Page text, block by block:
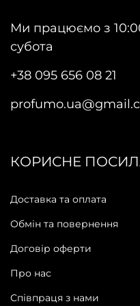
Ми працюємо з
субота
+38 095 656 08 21
КОРИСНЕ
Доставка та оплата
Обмін та повернення
Договір оферти
Про нас
Співпраця з нами